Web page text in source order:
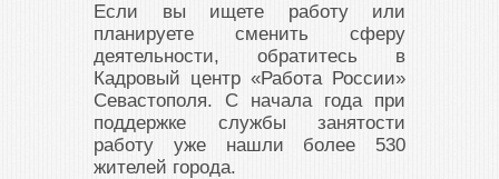
Если вы ищете работу или
планируете сменить сферу
деятельности, обратитесь в
Кадровый центр «Работа России»
Севастополя. С начала года при
поддержке службы занятости
работу уже нашли более 530
жителей города.